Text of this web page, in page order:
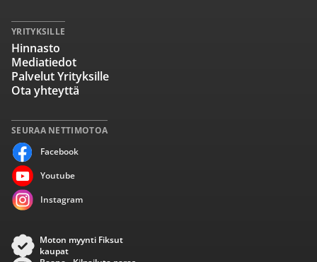
SEURAA NETTIMOTOA
Facebook
Youtube
Instagram
YRITYKSILLE
Hinnasto
Mediatiedot
Palvelut Yrityksille
Ota yhteyttä
Moton myynti Fiksut
kaupat